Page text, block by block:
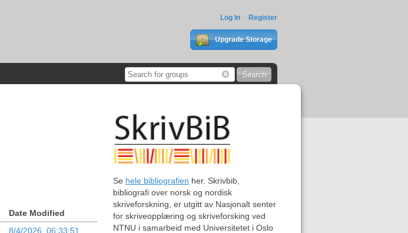
Log In Register
Upgrade Storage
Date Modified
8/4/2026, 06:33:51
Se hele bibliografien her. Skrivbib,
bibliografi over norsk og nordisk
skriveforskning, er utgitt av Nasjonalt senter
for skriveopplæring og skriveforsking ved
NTNU i samarbeid med Universitetet i Oslo